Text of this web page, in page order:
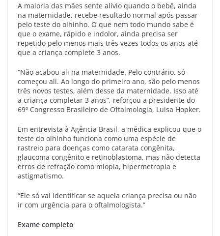
A maioria das mães sente alívio quando o bebê, ainda
na maternidade, recebe resultado normal após passar
pelo teste do olhinho. O que nem todo mundo sabe é
que o exame, rápido e indolor, ainda precisa ser
repetido pelo menos mais três vezes todos os anos até
que a criança complete 3 anos.
“Não acabou ali na maternidade. Pelo contrário, só
começou ali. Ao longo do primeiro ano, são pelo menos
três novos testes, além desse da maternidade. Isso até
a criança completar 3 anos”, reforçou a presidente do
69º Congresso Brasileiro de Oftalmologia, Luisa Hopker.
Em entrevista à Agência Brasil, a médica explicou que o
teste do olhinho funciona como uma espécie de
rastreio para doenças como catarata congênita,
glaucoma congênito e retinoblastoma, mas não detecta
erros de refração como miopia, hipermetropia e
astigmatismo.
“Ele só vai identificar se aquela criança precisa ou não
ir com urgência para o oftalmologista.”
Exame completo